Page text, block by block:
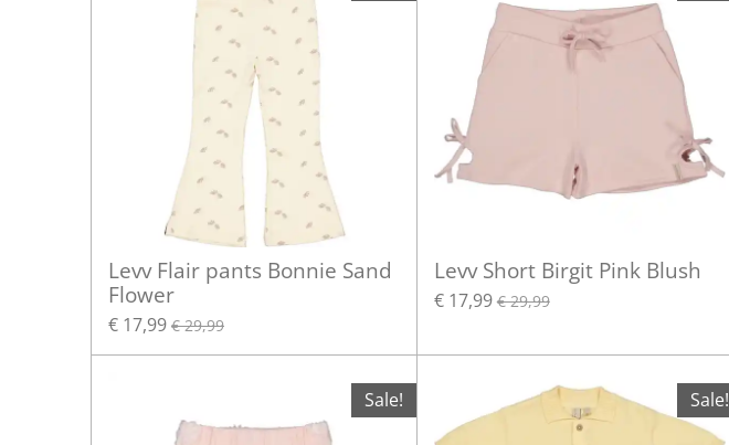
Levv Flair pants Bonnie Sand
Flower
€ 17,99 € 29,99
Levv Short Birgit Pink Blush
€ 17,99 € 29,99
Sale! Sale!